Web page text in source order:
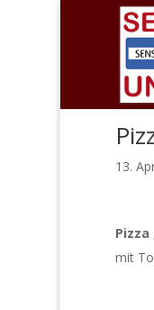
13.
Pizza
mit